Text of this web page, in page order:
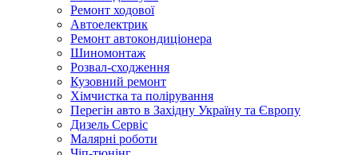
Ремонт ходової
Автоелектрик
Ремонт автокондиціонера
Шиномонтаж
Розвал-сходження
Кузовний ремонт
Хімчистка та полірування
Перегін авто в Західну Україну та Європу
Дизель Сервіс
Малярні роботи